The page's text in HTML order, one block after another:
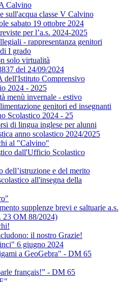
Calvino
sull'acqua classe V Calvino
sabato 19 ottobre 2024
per l’a.s. 2024-2025
- rappresentanza genitori
I grado
solo virtualità
del 24/09/2024
dell'Istituto Comprensivo
2024 - 2025
menù invernale - estivo
genitori ed insegnanti
Scolastico 2024 - 25
di lingua inglese per alunni
anno scolastico 2024/2025
al "Calvino"
dall'Ufficio Scolastico
dell’istruzione e del merito
all'insegna della
supplenze brevi e saltuarie a.s.
23 OM 88/2024)
il nostro Grazie!
6 giugno 2024
a GeoGebra" - DM 65
français!” - DM 65